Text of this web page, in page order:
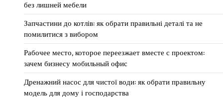
без лишней мебели
Запчастини до котлів: як обрати правильні деталі та не
помилитися з вибором
Рабочее место, которое переезжает вместе с проектом:
зачем бизнесу мобильный офис
Дренажний насос для чистої води: як обрати правильну
модель для дому і господарства